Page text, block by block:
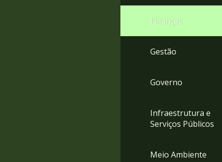
Finanças
Gestão
Governo
Infraestrutura e
Serviços Públicos
Meio Ambiente